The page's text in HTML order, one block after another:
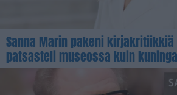
Sanna Marin pakeni kirjakritiikkiä
patsasteli museossa kuin